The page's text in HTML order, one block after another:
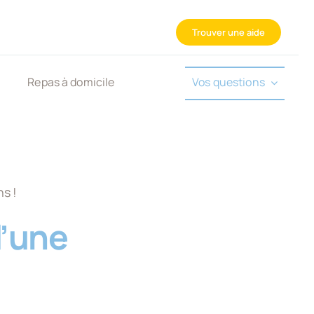
Trouver une aide
Repas à domicile Vos questions
!